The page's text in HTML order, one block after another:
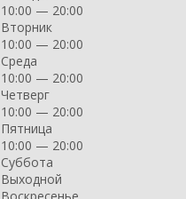
10:00 — 20:00
Вторник
10:00 — 20:00
Среда
10:00 — 20:00
Четверг
10:00 — 20:00
Пятница
10:00 — 20:00
Суббота
Выходной